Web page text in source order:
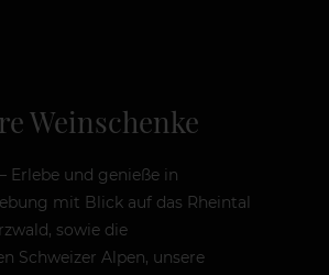
Weinschenke
– Erlebe und genieße in
mit Blick auf das Rheintal
sowie die
Schweizer Alpen, unsere